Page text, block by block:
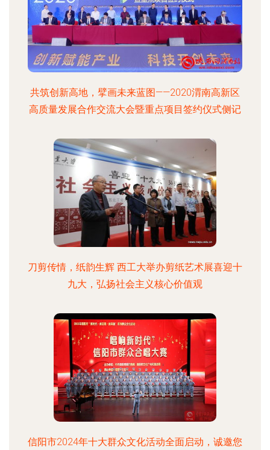
共筑创新高地，擘画未来蓝图——2020渭南高新区
高质量发展合作交流大会暨重点项目签约仪式侧记
刀剪传情，纸韵生辉 西工大举办剪纸艺术展喜迎十
九大，弘扬社会主义核心价值观
信阳市2024年十大群众文化活动全面启动，诚邀您